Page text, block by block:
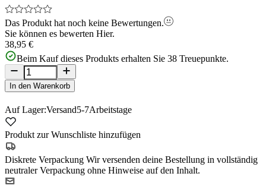
Das Produkt hat noch keine Bewertungen.
Sie können es bewerten Hier.
38,95 €
Beim Kauf dieses Produkts erhalten Sie 38 Treuepunkte.
In den Warenkorb
Auf Lager:Versand5-7Arbeitstage
Produkt zur Wunschliste hinzufügen
Diskrete Verpackung Wir versenden deine Bestellung in vollständig
neutraler Verpackung ohne Hinweise auf den Inhalt.